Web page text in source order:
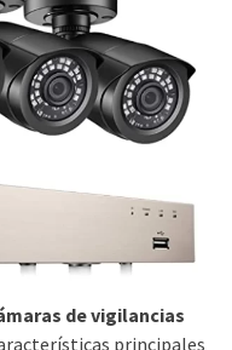
de vigilancias
principales